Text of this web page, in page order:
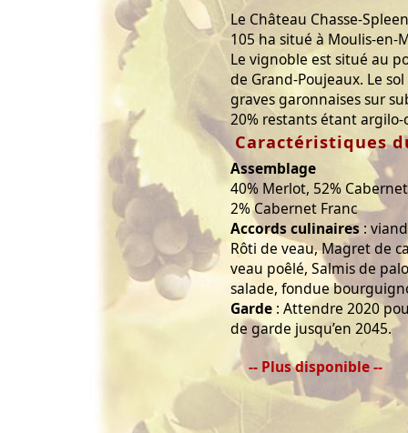
Le Château Chasse-
105 ha situé à Moulis-en-
Le vignoble est situé au
de Grand-Poujeaux. Le
graves garonnaises sur
20% restants étant argilo-
Caractéristiques
Assemblage
40% Merlot, 52%
2% Cabernet Franc
Accords culinaires :
Rôti de veau, Magret de
veau poêlé, Salmis de
salade, fondue
Garde : Attendre 2020
de garde jusqu’en 2045.
-- Plus disponible --